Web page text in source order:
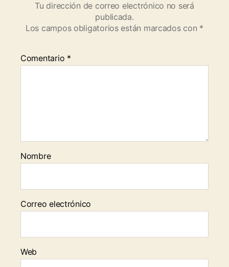
Tu dirección de correo electrónico no será
publicada.
Los campos obligatorios están marcados con *
Comentario *
Nombre
Correo electrónico
Web